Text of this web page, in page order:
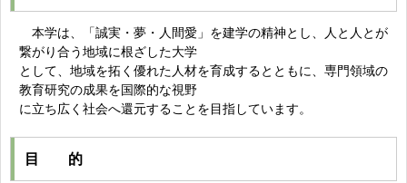
本学は、「誠実・夢・人間愛」を建学の精神とし、人と人とが
繋がり合う地域に根ざした大学
として、地域を拓く優れた人材を育成するとともに、専門領域の
教育研究の成果を国際的な視野
に立ち広く社会へ還元することを目指しています。
目 的